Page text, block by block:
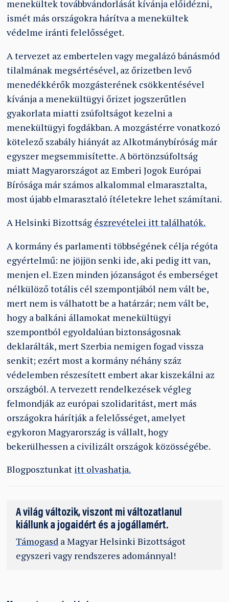
menekültek továbbvándorlását kívánja előidézni,
ismét más országokra hárítva a menekültek
védelme iránti felelősséget.
A tervezet az embertelen vagy megalázó bánásmód
tilalmának megsértésével, az őrizetben levő
menedékkérők mozgásterének csökkentésével
kívánja a menekültügyi őrizet jogszerűtlen
gyakorlata miatti zsúfoltságot kezelni a
menekültügyi fogdákban. A mozgástérre vonatkozó
kötelező szabály hiányát az Alkotmánybíróság már
egyszer megsemmisítette. A börtönzsúfoltság
miatt Magyarországot az Emberi Jogok Európai
Bírósága már számos alkalommal elmarasztalta,
most újabb elmarasztaló ítéletekre lehet számítani.
A Helsinki Bizottság észrevételei itt találhatók.
A kormány és parlamenti többségének célja régóta
egyértelmű: ne jöjjön senki ide, aki pedig itt van,
menjen el. Ezen minden józanságot és emberséget
nélkülöző totális cél szempontjából nem vált be,
mert nem is válhatott be a határzár; nem vált be,
hogy a balkáni államokat menekültügyi
szempontból egyoldalúan biztonságosnak
deklarálták, mert Szerbia nemigen fogad vissza
senkit; ezért most a kormány néhány száz
védelemben részesített embert akar kiszekálni az
országból. A tervezett rendelkezések végleg
felmondják az európai szolidaritást, mert más
országokra hárítják a felelősséget, amelyet
egykoron Magyarország is vállalt, hogy
bekerülhessen a civilizált országok közösségébe.
Blogposztunkat itt olvashatja.
A világ változik, viszont mi változatlanul
kiállunk a jogaidért és a jogállamért.
Támogasd a Magyar Helsinki Bizottságot
egyszeri vagy rendszeres adománnyal!